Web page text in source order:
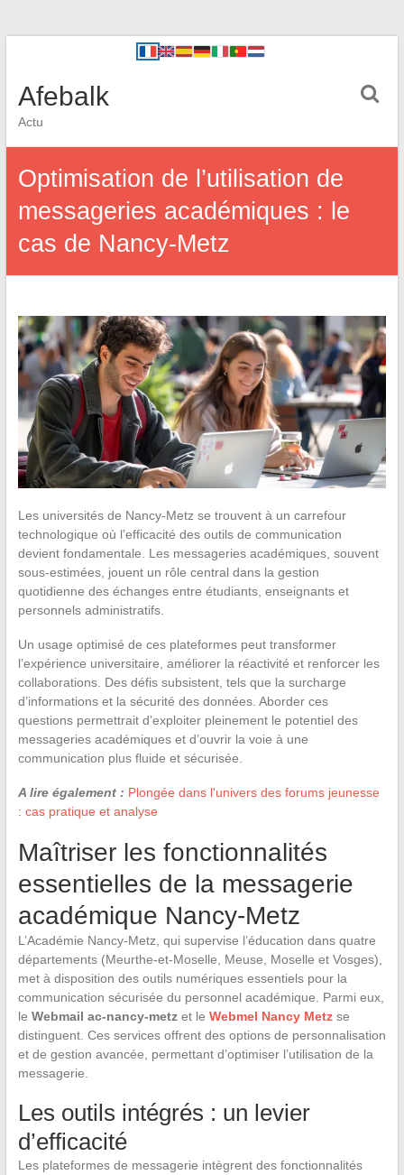
Afebalk
Actu
Optimisation de l’utilisation de
messageries académiques : le
cas de Nancy-Metz
Les universités de Nancy-Metz se trouvent à un carrefour
technologique où l’efficacité des outils de communication
devient fondamentale. Les messageries académiques, souvent
sous-estimées, jouent un rôle central dans la gestion
quotidienne des échanges entre étudiants, enseignants et
personnels administratifs.
Un usage optimisé de ces plateformes peut transformer
l’expérience universitaire, améliorer la réactivité et renforcer les
collaborations. Des défis subsistent, tels que la surcharge
d’informations et la sécurité des données. Aborder ces
questions permettrait d’exploiter pleinement le potentiel des
messageries académiques et d’ouvrir la voie à une
communication plus fluide et sécurisée.
A lire également : Plongée dans l'univers des forums jeunesse
: cas pratique et analyse
Maîtriser les fonctionnalités
essentielles de la messagerie
académique Nancy-Metz
L’Académie Nancy-Metz, qui supervise l’éducation dans quatre
départements (Meurthe-et-Moselle, Meuse, Moselle et Vosges),
met à disposition des outils numériques essentiels pour la
communication sécurisée du personnel académique. Parmi eux,
le Webmail ac-nancy-metzet le Webmel Nancy Metzse
distinguent. Ces services offrent des options de personnalisation
et de gestion avancée, permettant d’optimiser l’utilisation de la
messagerie.
Les outils intégrés : un levier
d’efficacité
Les plateformes de messagerie intègrent des fonctionnalités